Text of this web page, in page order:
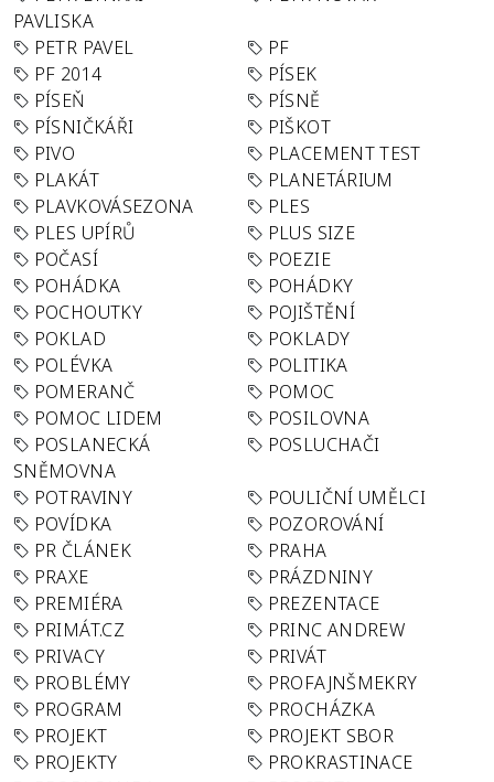
PAVLISKA
PETR PAVEL
PF
PF 2014
PÍSEK
PÍSEŇ
PÍSNĚ
PÍSNIČKÁŘI
PIŠKOT
PIVO
PLACEMENT TEST
PLAKÁT
PLANETÁRIUM
PLAVKOVÁSEZONA
PLES
PLES UPÍRŮ
PLUS SIZE
POČASÍ
POEZIE
POHÁDKA
POHÁDKY
POCHOUTKY
POJIŠTĚNÍ
POKLAD
POKLADY
POLÉVKA
POLITIKA
POMERANČ
POMOC
POMOC LIDEM
POSILOVNA
POSLANECKÁ
SNĚMOVNA
POSLUCHAČI
POTRAVINY
POULIČNÍ UMĚLCI
POVÍDKA
POZOROVÁNÍ
PR ČLÁNEK
PRAHA
PRAXE
PRÁZDNINY
PREMIÉRA
PREZENTACE
PRIMÁT.CZ
PRINC ANDREW
PRIVACY
PRIVÁT
PROBLÉMY
PROFAJNŠMEKRY
PROGRAM
PROCHÁZKA
PROJEKT
PROJEKT SBOR
PROJEKTY
PROKRASTINACE